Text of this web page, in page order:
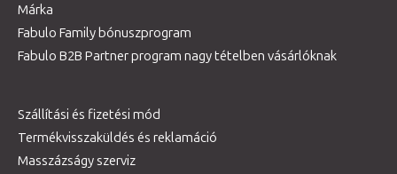
Márka
Fabulo Family bónuszprogram
Fabulo B2B Partner program nagy tételben vásárlóknak
Szállítási és fizetési mód
Termékvisszaküldés és reklamáció
Masszázságy szerviz